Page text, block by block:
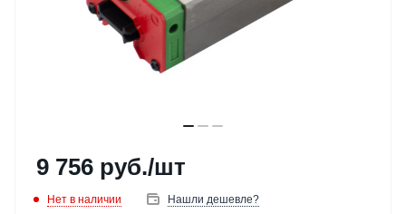
9 756 руб./шт
Нет в наличии Нашли дешевле?